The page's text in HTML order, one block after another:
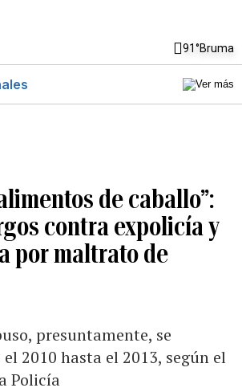
91°Bruma
de caballo”:
contra expolicía y
por maltrato de
presuntamente, se
2010 hasta el 2013, según el
Policía